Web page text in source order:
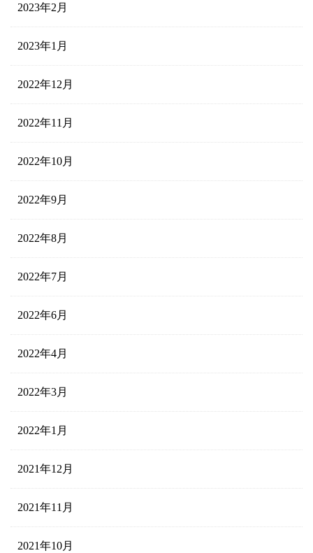
2023年2月
2023年1月
2022年12月
2022年11月
2022年10月
2022年9月
2022年8月
2022年7月
2022年6月
2022年4月
2022年3月
2022年1月
2021年12月
2021年11月
2021年10月